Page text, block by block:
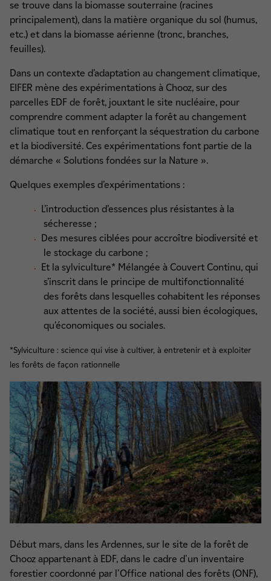
se trouve dans la biomasse souterraine (racines
principalement), dans la matière organique du sol (humus,
etc.) et dans la biomasse aérienne (tronc, branches,
feuilles).
Dans un contexte d’adaptation au changement climatique,
EIFER mène des expérimentations à Chooz, sur des
parcelles EDF de forêt, jouxtant le site nucléaire, pour
comprendre comment adapter la forêt au changement
climatique tout en renforçant la séquestration du carbone
et la biodiversité. Ces expérimentations font partie de la
démarche « Solutions fondées sur la Nature ».
Quelques exemples d’expérimentations :
L’introduction d’essences plus résistantes à la
sécheresse ;
Des mesures ciblées pour accroître biodiversité et
le stockage du carbone ;
Et la sylviculture* Mélangée à Couvert Continu, qui
s’inscrit dans le principe de multifonctionnalité
des forêts dans lesquelles cohabitent les réponses
aux attentes de la société, aussi bien écologiques,
qu’économiques ou sociales.
*Sylviculture : science qui vise à cultiver, à entretenir et à exploiter
les forêts de façon rationnelle
Début mars, dans les Ardennes, sur le site de la forêt de
Chooz appartenant à EDF, dans le cadre d'un inventaire
forestier coordonné par l'Office national des forêts (ONF),